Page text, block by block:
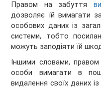
Правом на забуття
дозволяє їй вимагати
особових даних із
системи, тобто
можуть заподіяти їй
Іншими словами,
особи вимагати в
видалення своїх даних